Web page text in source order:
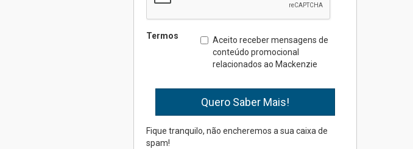
Mackenzie recepciona os
calouros do segundo
semestre de 2026
04.08.2026
Brasília prepara seus
estudantes para o PAS antes
mesmo do Ensino Médio
Termos
Aceito receber mensagens de
conteúdo promocional
relacionados ao Mackenzie
Fique tranquilo, não encheremos a sua caixa de
spam!